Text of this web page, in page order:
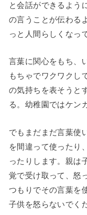
と会話ができるよう
の言うことが伝わる
っと人間らしくなっ
言葉に関心をもち、
もちゃでワクワクし
の気持ちを表そうと
る。幼稚園ではケン
でもまだまだ言葉使
を間違って使ったり
ったりします。親は
覚で受け取って、怒
つもりでその言葉を
子供を怒らないでく